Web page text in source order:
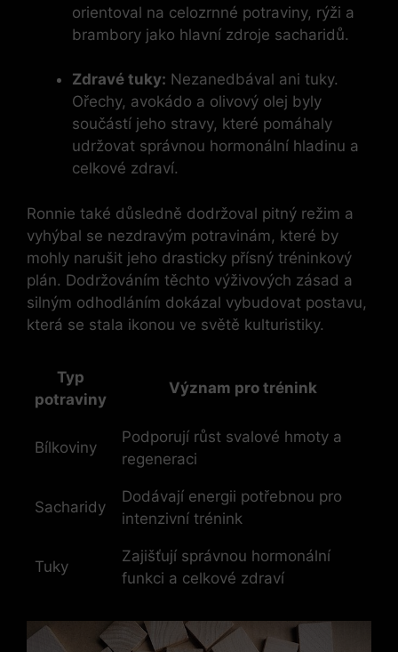
orientoval na celozrnné potraviny, rýži a
brambory jako hlavní zdroje sacharidů.
Zdravé tuky: Nezanedbával ani tuky.
Ořechy, avokádo a olivový olej byly
součástí jeho stravy, které pomáhaly
udržovat správnou hormonální hladinu a
celkové zdraví.
Ronnie také důsledně dodržoval pitný režim a
vyhýbal se nezdravým potravinám, které by
mohly narušit jeho drasticky přísný tréninkový
plán. Dodržováním těchto výživových zásad a
silným odhodláním dokázal vybudovat postavu,
která se stala ikonou ve světě kulturistiky.
Typ
potraviny
Význam pro trénink
Bílkoviny
Podporují růst svalové hmoty a
regeneraci
Sacharidy
Dodávají energii potřebnou pro
intenzivní trénink
Tuky
Zajišťují správnou hormonální
funkci a celkové zdraví